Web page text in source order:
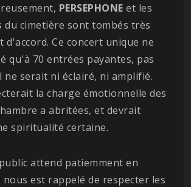
PERSEPHONE et les
du cimetière sont tombés très
d'accord. Ce concert unique ne
qu'à 70 entrées payantes, pas
ne serait ni éclairé, ni amplifié.
la charge émotionnelle des
a abritées, et devrait
spiritualité certaine.
attend patiemment en
est rappelé de respecter les